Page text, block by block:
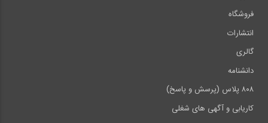
فروشگاه
انتشارات
گالری
دانشنامه
۸۰۸ پلاس (پرسش و پاسخ)
کاریابی و آگهی های شغلی